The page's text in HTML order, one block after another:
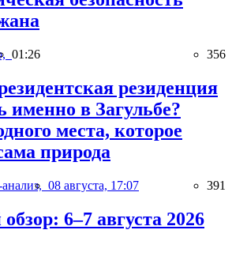
01:26 356
резиденция
именно в Загульбе?
места, которое
природа
08 августа, 17:07 391
6–7 августа 2026